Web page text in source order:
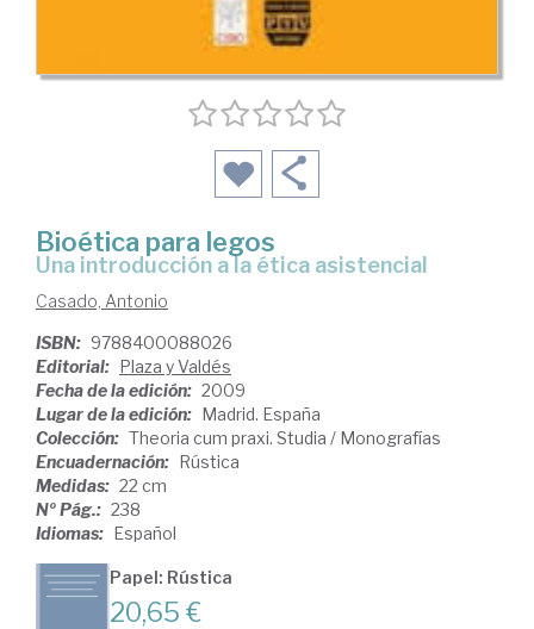
Bioética para legos
una introducción a la ética asistencial
Casado, Antonio
ISBN: 9788400088026
Editorial: Plaza y Valdés
Fecha de la edición: 2009
Lugar de la edición: Madrid. España
Colección: Theoria cum praxi. Studia / Monografías
Encuadernación: Rústica
Medidas: 22 cm
Nº Pág.: 238
Idiomas: Español
Papel: Rústica
20,65 €